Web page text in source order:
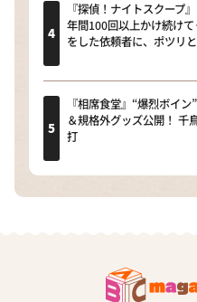
『探偵！ナイトスクープ
年間100回以上かけ続け
をした依頼者に、ポツリ
『相席食堂』“爆烈ボイ
＆規格外グッズ公開！ 千
打